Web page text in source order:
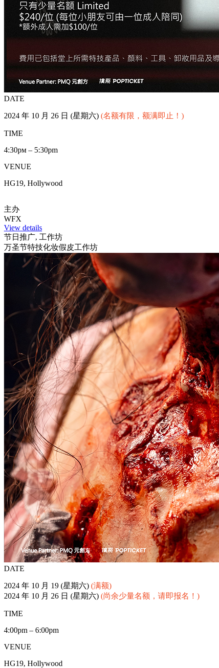
DATE
2024 年 10 月 26 日 (星期六) (名额有限，额满即止！)
TIME
4:30рм – 5:30pm
VENUE
HG19, Hollywood
主办
WFX
View details
节日推广, 工作坊
万圣节特技化妆假皮工作坊
DATE
2024 年 10 月 19 (星期六) (满额)
2024 年 10 月 26 日 (星期六) (尚余少量名额，请即报名！)
TIME
4:00pm – 6:00pm
VENUE
HG19, Hollywood